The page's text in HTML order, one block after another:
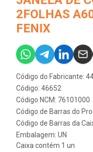
2FOLHAS
FENIX
Código do Fabricante:
Código: 46652
Código NCM: 76101000
Código de Barras do
Código de Barras da
Embalagem: UN
Caixa contém 1 un